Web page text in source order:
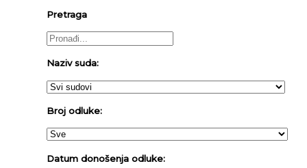
Pretraga
Naziv suda:
Broj odluke:
Datum donošenja odluke: